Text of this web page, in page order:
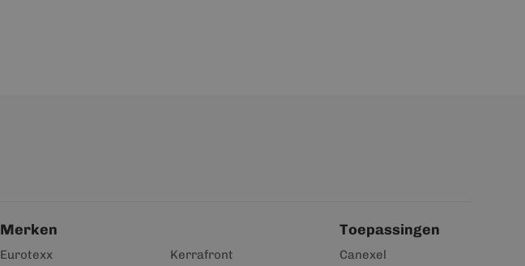
Merken
Eurotexx
Kerrafront
Toepassingen
Canexel